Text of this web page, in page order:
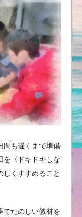
間も遅くまで準備
を〈ドキドキしな
くすすめること
たのしい教材を